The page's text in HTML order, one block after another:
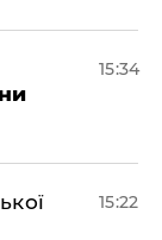
15:34
15:22